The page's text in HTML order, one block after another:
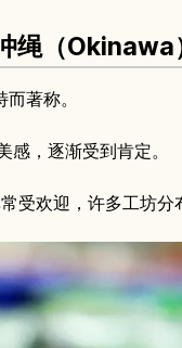
（Okinawa
著称。
，逐渐受到肯定。
欢迎，许多工坊分